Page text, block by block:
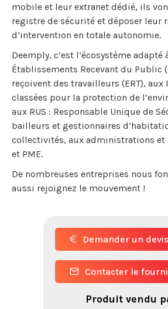
mobile et leur extranet dédié, ils
registre de sécurité et déposer leur
d’intervention en totale autonomie.
Deemply, c’est l’écosystème adapté
Établissements Recevant du Public
reçoivent des travailleurs (ERT),
classées pour la protection de
aux RUS : Responsable Unique de
bailleurs et gestionnaires
collectivités, aux administrations et
et PME.
De nombreuses entreprises nous
aussi rejoignez le mouvement !
Demander un devis
Contacter le
Produit vendu